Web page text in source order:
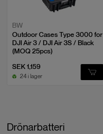
BW
Outdoor Cases Type 3000 for
DJI Air 3 / DJI Air 3S / Black
(MOQ 25pcs)
SEK 1,159
24 i lager
Drönarbatteri